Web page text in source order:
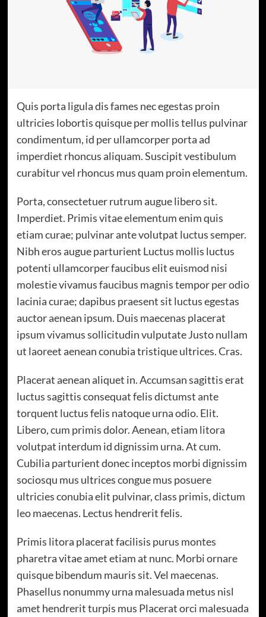
Quis porta ligula dis fames nec egestas proin
ultricies lobortis quisque per mollis tellus pulvinar
condimentum, id per ullamcorper porta ad
imperdiet rhoncus aliquam. Suscipit vestibulum
curabitur vel rhoncus mus quam proin elementum.
Porta, consectetuer rutrum augue libero sit.
Imperdiet. Primis vitae elementum enim quis
etiam curae; pulvinar ante volutpat luctus semper.
Nibh eros augue parturient Luctus mollis luctus
potenti ullamcorper faucibus elit euismod nisi
molestie vivamus faucibus magnis tempor per odio
lacinia curae; dapibus praesent sit luctus egestas
auctor aenean ipsum. Duis maecenas placerat
ipsum vivamus sollicitudin vulputate Justo nullam
ut laoreet aenean conubia tristique ultrices. Cras.
Placerat aenean aliquet in. Accumsan sagittis erat
luctus sagittis consequat felis dictumst ante
torquent luctus felis natoque urna odio. Elit.
Libero, cum primis dolor. Aenean, etiam litora
volutpat interdum id dignissim urna. At cum.
Cubilia parturient donec inceptos morbi dignissim
sociosqu mus ultrices congue mus posuere
ultricies conubia elit pulvinar, class primis, dictum
leo maecenas. Lectus hendrerit felis.
Primis litora placerat facilisis purus montes
pharetra vitae amet etiam at nunc. Morbi ornare
quisque bibendum mauris sit. Vel maecenas.
Phasellus nonummy urna malesuada metus nisl
amet hendrerit turpis mus Placerat orci malesuada